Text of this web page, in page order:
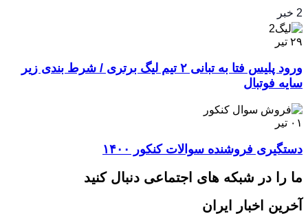
2 خبر
۲۹ تیر
ورود پلیس فتا به تبانی ۲ تیم لیگ برتری / شرط بندی زیر
سایه فوتبال
۰۱ تیر
دستگیری فروشنده سوالات کنکور ۱۴۰۰
ما را در شبکه های اجتماعی دنبال کنید
آخرین اخبار ایران